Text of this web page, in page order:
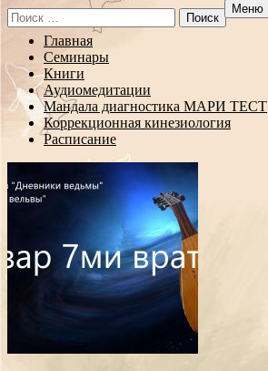
Search
for:
Меню
Перейти
содержанию
Главная
Семинары
Книги
Аудиомедитации
Мандала диагностика МАРИ ТЕСТ
Коррекционная кинезиология
Расписание